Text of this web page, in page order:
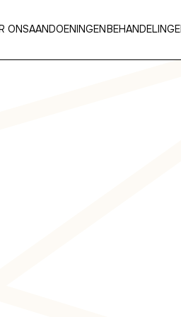
ONSAANDOENINGEN